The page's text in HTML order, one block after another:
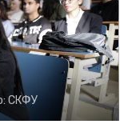
СКФУ